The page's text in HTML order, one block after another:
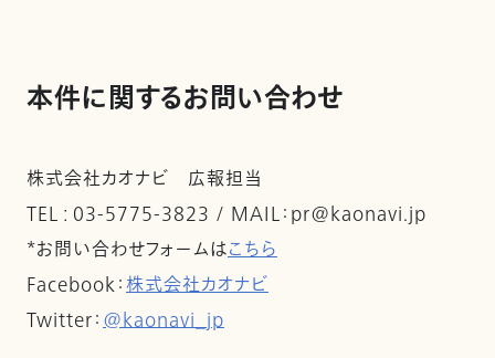
本件に関するお問い合わせ
株式会社カオナビ 広報担当
TEL : 03-5775-3823 / MAIL：pr@kaonavi.jp
*お問い合わせフォームはこちら
Facebook：株式会社カオナビ
Twitter：@kaonavi_jp